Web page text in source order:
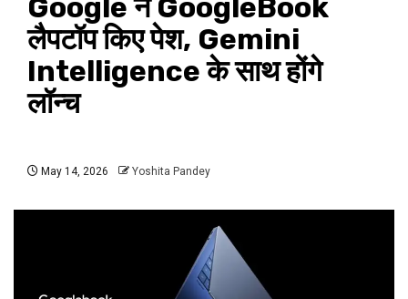
Google ने GoogleBook
लैपटॉप किए पेश, Gemini
Intelligence के साथ होंगे
लॉन्च
May 14, 2026 Yoshita Pandey